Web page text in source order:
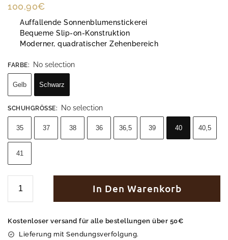
100,90€
Auffallende Sonnenblumenstickerei
Bequeme Slip-on-Konstruktion
Moderner, quadratischer Zehenbereich
FARBE: No selection
Gelb Schwarz
SCHUHGRÖSSE : No selection
35 37 38 36 36,5 39 40 40,5
41
In Den Warenkorb
Kostenloser versand für alle bestellungen über 50€
Lieferung mit Sendungsverfolgung.